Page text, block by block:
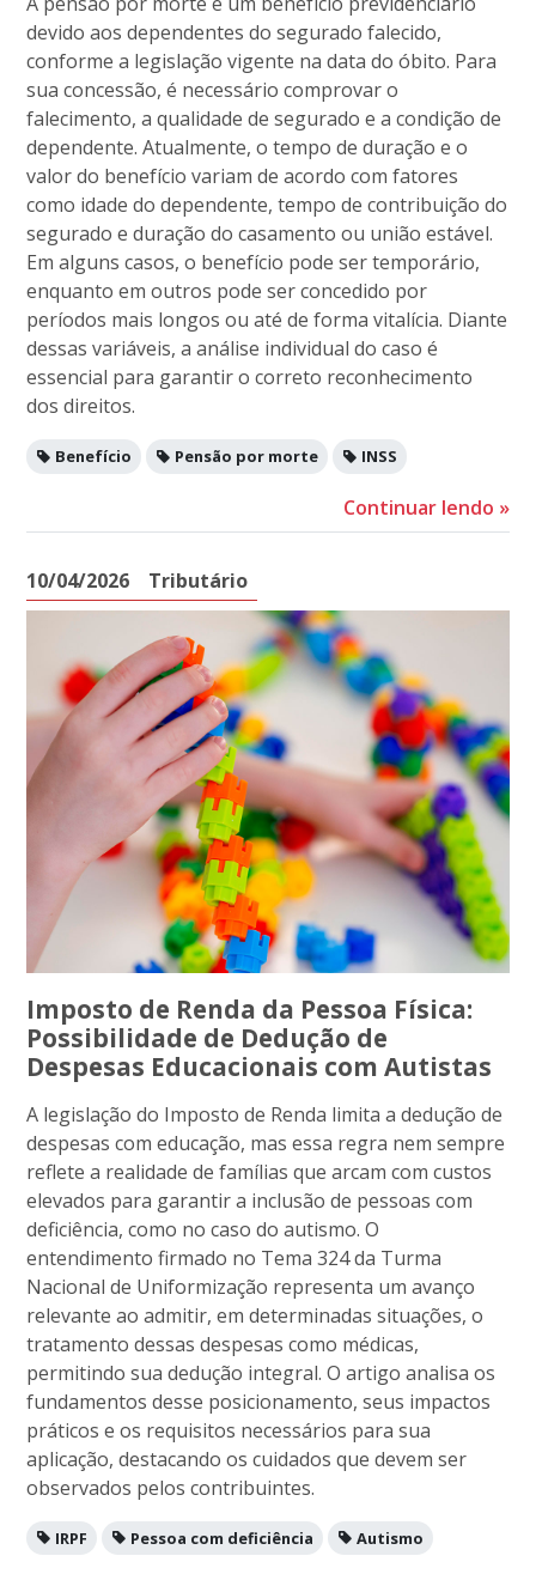
devido aos dependentes do segurado falecido,
conforme a legislação vigente na data do óbito. Para
sua concessão, é necessário comprovar o
falecimento, a qualidade de segurado e a condição de
dependente. Atualmente, o tempo de duração e o
valor do benefício variam de acordo com fatores
como idade do dependente, tempo de contribuição do
segurado e duração do casamento ou união estável.
Em alguns casos, o benefício pode ser temporário,
enquanto em outros pode ser concedido por
períodos mais longos ou até de forma vitalícia. Diante
dessas variáveis, a análise individual do caso é
essencial para garantir o correto reconhecimento
dos direitos.
Benefício Pensão por morte INSS
Continuar lendo »
10/04/2026 Tributário
Imposto de Renda da Pessoa Física:
Possibilidade de Dedução de
Despesas Educacionais com Autistas
A legislação do Imposto de Renda limita a dedução de
despesas com educação, mas essa regra nem sempre
reflete a realidade de famílias que arcam com custos
elevados para garantir a inclusão de pessoas com
deficiência, como no caso do autismo. O
entendimento firmado no Tema 324 da Turma
Nacional de Uniformização representa um avanço
relevante ao admitir, em determinadas situações, o
tratamento dessas despesas como médicas,
permitindo sua dedução integral. O artigo analisa os
fundamentos desse posicionamento, seus impactos
práticos e os requisitos necessários para sua
aplicação, destacando os cuidados que devem ser
observados pelos contribuintes.
IRPF Pessoa com deficiência Autismo